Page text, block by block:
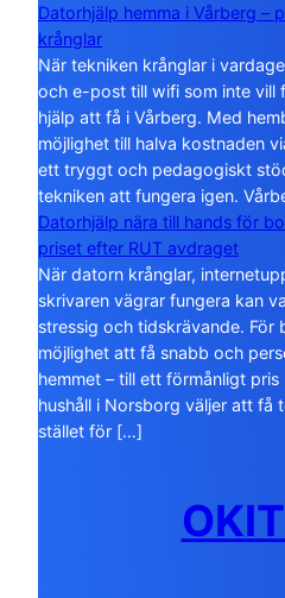
Datorhjälp hemma i Vårberg –
krånglar
När tekniken krånglar i
och e-post till wifi som inte vill
hjälp att få i Vårberg. Med
möjlighet till halva kostnaden
ett tryggt och pedagogiskt
tekniken att fungera igen.
Datorhjälp nära till hands för
priset efter RUT avdraget
När datorn krånglar,
skrivaren vägrar fungera kan
stressig och tidskrävande. För
möjlighet att få snabb och
hemmet – till ett förmånligt
hushåll i Norsborg väljer att få
stället för […]